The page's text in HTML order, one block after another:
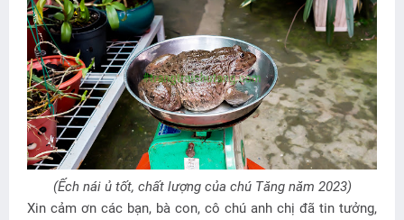
(Ếch nái ủ tốt, chất lượng của chú Tăng năm 2023)
Xin cảm ơn các bạn, bà con, cô chú anh chị đã tin tưởng,